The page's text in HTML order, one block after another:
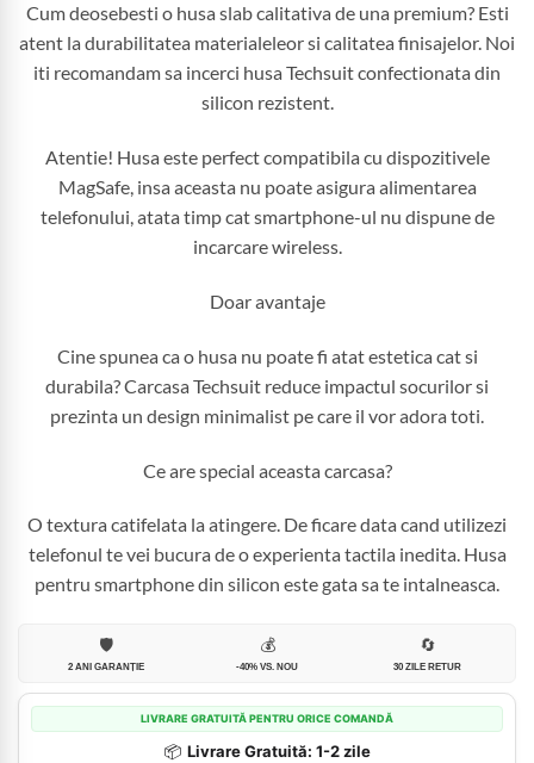
Cum deosebesti o husa slab calitativa de una premium? Esti
atent la durabilitatea materialeleor si calitatea finisajelor. Noi
iti recomandam sa incerci husa Techsuit confectionata din
silicon rezistent.
Atentie! Husa este perfect compatibila cu dispozitivele
MagSafe, insa aceasta nu poate asigura alimentarea
telefonului, atata timp cat smartphone-ul nu dispune de
incarcare wireless.
Doar avantaje
Cine spunea ca o husa nu poate fi atat estetica cat si
durabila? Carcasa Techsuit reduce impactul socurilor si
prezinta un design minimalist pe care il vor adora toti.
Ce are special aceasta carcasa?
O textura catifelata la atingere. De ficare data cand utilizezi
telefonul te vei bucura de o experienta tactila inedita. Husa
pentru smartphone din silicon este gata sa te intalneasca.
🛡️
2 ANI GARANȚIE
💰
-40% VS. NOU
🔄
30 ZILE RETUR
LIVRARE GRATUITĂ PENTRU ORICE COMANDĂ
📦 Livrare Gratuită: 1-2 zile